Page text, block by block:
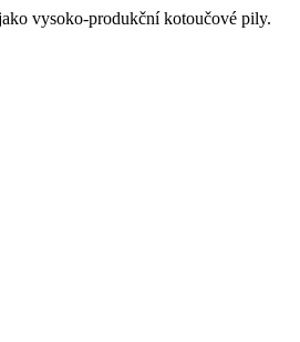
vysoko-produkční kotoučové pily.